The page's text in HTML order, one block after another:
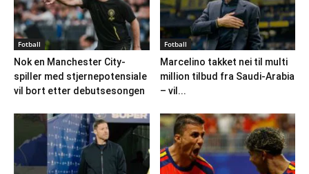
Fotball
Nok en Manchester City-
spiller med stjernepotensiale
vil bort etter debutsesongen
Fotball
Marcelino takket nei til multi
million tilbud fra Saudi-Arabia
– vil...